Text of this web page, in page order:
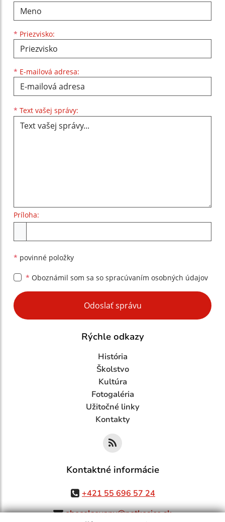
* Priezvisko:
* E-mailová adresa:
* Text vašej správy:
Príloha:
* povinné položky
* Oboznámil som sa so spracúvaním osobných údajov
Google reCaptcha Response
Odoslať správu
Rýchle odkazy
História
Školstvo
Kultúra
Fotogaléria
Užitočné linky
Kontakty
Kontaktné informácie
+421 55 696 57 24
obecolsovany@netkosice.sk